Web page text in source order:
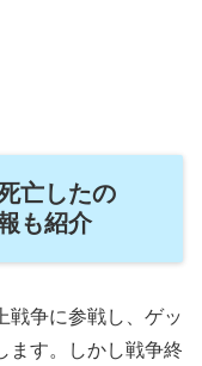
亡したの
も紹介
戦争に参戦し、ゲッ
ます。しかし戦争終